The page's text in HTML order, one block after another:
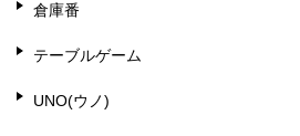
倉庫番
テーブルゲーム
UNO(ウノ)